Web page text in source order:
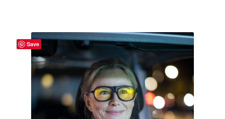
Save